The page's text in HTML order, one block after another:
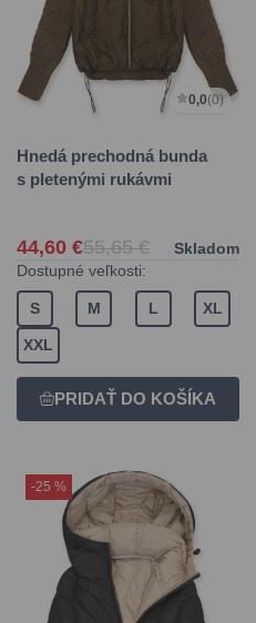
0,0(0)
Hnedá prechodná bunda
s pletenými rukávmi
44,60 €55,65 €
Skladom
Dostupné veľkosti:
S M L XL
XXL
-25 %